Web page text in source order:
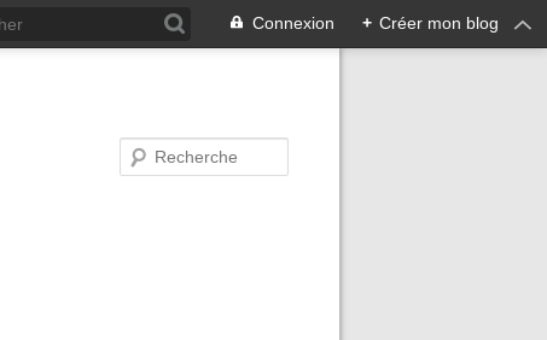
Connexion + Créer mon blog